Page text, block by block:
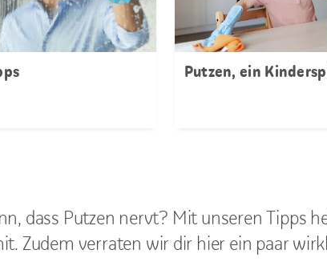
Putzen, ein
dass Putzen nervt? Mit unseren Tipps
Zudem verraten wir dir hier ein paar